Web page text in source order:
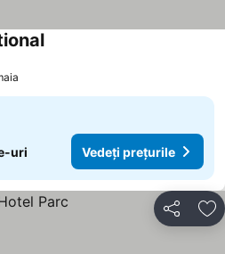
uri Vedeți prețurile
Distribuiți